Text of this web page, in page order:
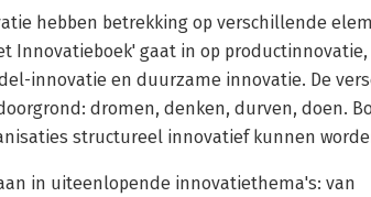
hebben betrekking op verschillende
Innovatieboek' gaat in op
innovatie en duurzame innovatie. De
dromen, denken, durven, doen.
structureel innovatief kunnen
in uiteenlopende innovatiethema's: van